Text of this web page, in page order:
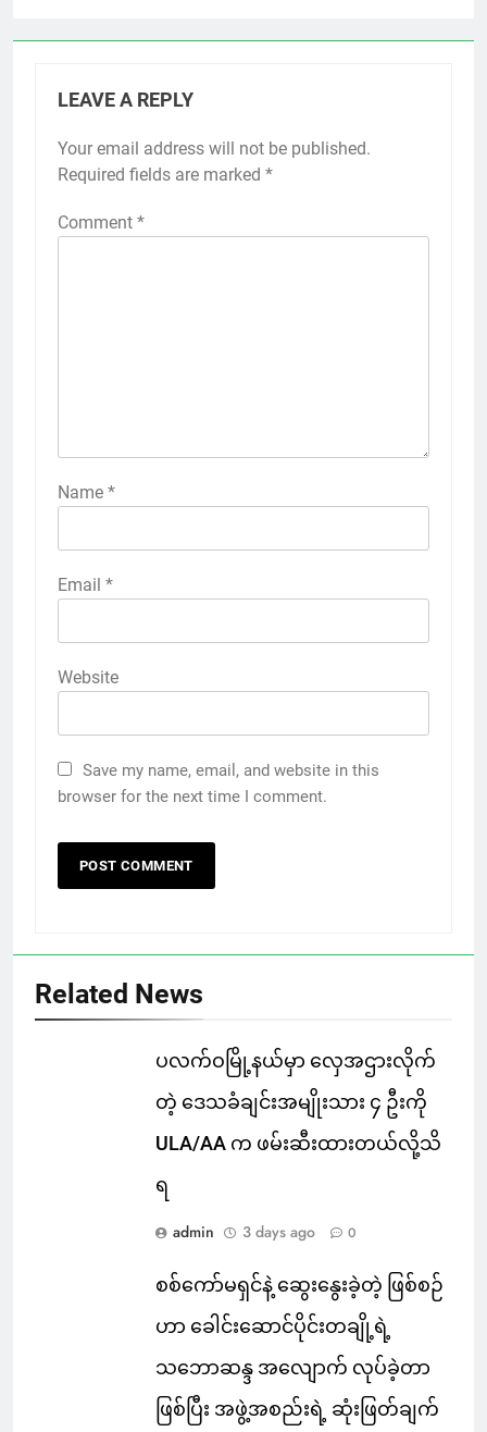
LEAVE A REPLY
Your email address will not be published.
Required fields are marked *
Comment *
Name *
Email *
Website
Save my name, email, and website in this
browser for the next time I comment.
Related News
ပလက်ဝမြို့နယ်မှာ လှေအဌားလိုက်
တဲ့ ဒေသခံချင်းအမျိုးသား ၄ ဦးကို
ULA/AA က ဖမ်းဆီးထားတယ်လို့သိ
ရ
admin 3 days ago 0
စစ်ကော်မရှင်နဲ့ ဆွေးနွေးခဲ့တဲ့ ဖြစ်စဉ်
ဟာ ခေါင်းဆောင်ပိုင်းတချို့ရဲ့
သဘောဆန္ဒ အလျောက် လုပ်ခဲ့တာ
ဖြစ်ပြီး အဖွဲ့အစည်းရဲ့ ဆုံးဖြတ်ချက်